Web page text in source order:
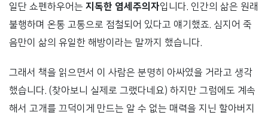
일단 쇼펜하우어는 지독한 염세주의자입니다. 인간의 삶은 원래
불행하며 온통 고통으로 점철되어 있다고 얘기했죠. 심지어 죽
음만이 삶의 유일한 해방이라는 말까지 했습니다.
그래서 책을 읽으면서 이 사람은 분명히 아싸였을 거라고 생각
했습니다. (찾아보니 실제로 그랬다네요) 하지만 그럼에도 계속
해서 고개를 끄덕이게 만드는 알 수 없는 매력을 지닌 할아버지